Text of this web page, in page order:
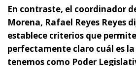
En contraste, el coordinador
Morena, Rafael Reyes Reyes
establece criterios que
perfectamente claro cuál es
tenemos como Poder